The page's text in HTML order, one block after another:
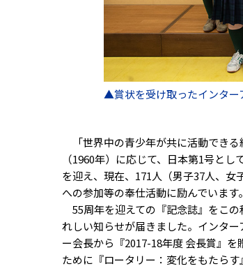
▲賞状を受け取ったインター
「世界中の青少年が共に活動でき
（1960年）に応じて、日本第1号と
を迎え、現在、171人（男子37人、
への参加等の奉仕活動に励んでいます。
55周年を迎えての『記念誌』をこ
れしい知らせが届きました。インタ
ー会長から『2017-18年度 会長賞』
ために『ロータリー：変化をもたら